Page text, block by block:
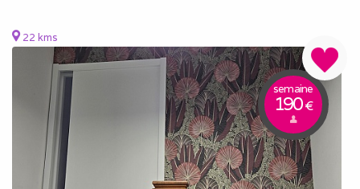
22 kms
semaine
190€